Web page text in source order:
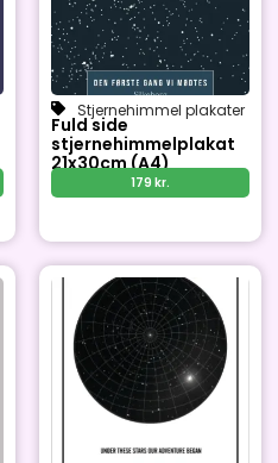
Stjernehimmel plakater
Fuld side
stjernehimmelplakat
21x30cm (A4)
179kr.